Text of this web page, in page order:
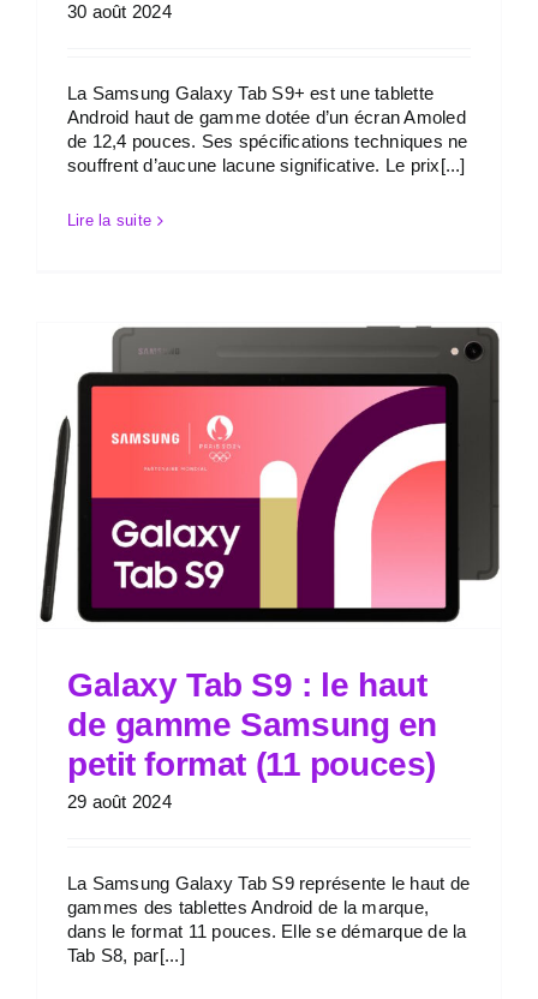
30 août 2024
La Samsung Galaxy Tab S9+ est une tablette
Android haut de gamme dotée d’un écran Amoled
de 12,4 pouces. Ses spécifications techniques ne
souffrent d’aucune lacune significative. Le prix[...]
Lire la suite
Galaxy Tab S9 : le haut
de gamme Samsung en
petit format (11 pouces)
29 août 2024
La Samsung Galaxy Tab S9 représente le haut de
gammes des tablettes Android de la marque,
dans le format 11 pouces. Elle se démarque de la
Tab S8, par[...]